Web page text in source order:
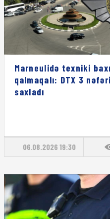
Marneulidə texniki
qalmaqalı: DTX 3 nəfəri
saxladı
06.08.2026 19:30